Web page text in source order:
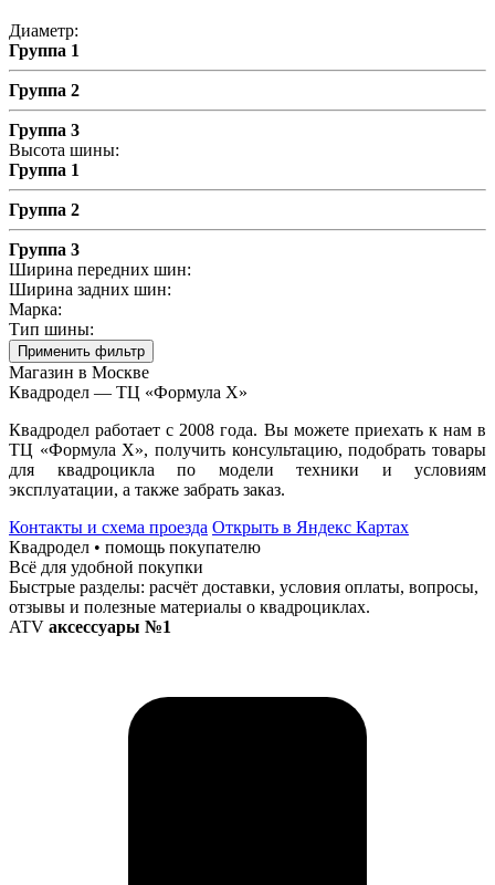
Диаметр:
Группа 1
Группа 2
Группа 3
Высота шины:
Группа 1
Группа 2
Группа 3
Ширина передних шин:
Ширина задних шин:
Марка:
Тип шины:
Применить фильтр
Магазин в Москве
Квадродел — ТЦ «Формула Х»
Квадродел работает с 2008 года. Вы можете приехать к нам в
ТЦ «Формула Х», получить консультацию, подобрать товары
для квадроцикла по модели техники и условиям
эксплуатации, а также забрать заказ.
Контакты и схема проезда Открыть в Яндекс Картах
Квадродел • помощь покупателю
Всё для удобной покупки
Быстрые разделы: расчёт доставки, условия оплаты, вопросы,
отзывы и полезные материалы о квадроциклах.
ATV аксессуары №1